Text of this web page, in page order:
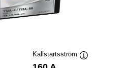
Kallstartsström